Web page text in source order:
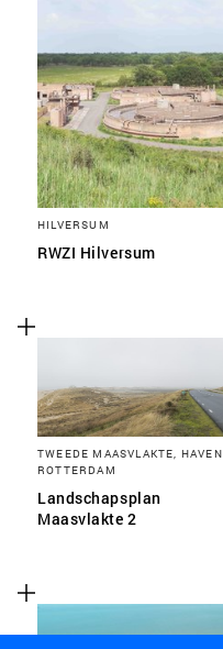
HILVERSUM
RWZI Hilversum
TWEEDE MAASVLAKTE, HAVEN
ROTTERDAM
Landschapsplan
Maasvlakte 2